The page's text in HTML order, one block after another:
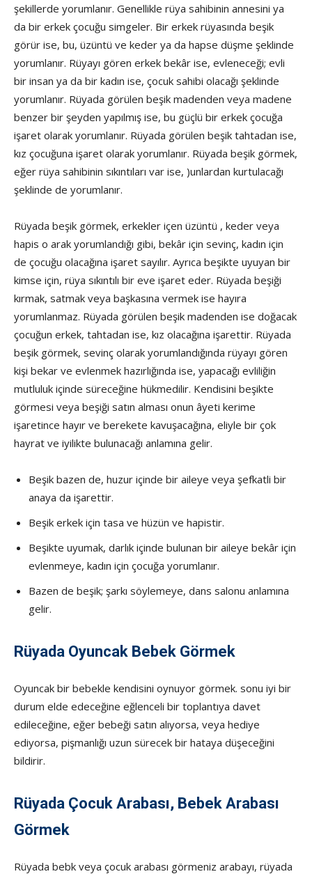
şekillerde yorumlanır. Genellikle rüya sahibinin annesini ya
da bir erkek çocuğu simgeler. Bir erkek rüyasında beşik
görür ise, bu, üzüntü ve keder ya da hapse düşme şeklinde
yorumlanır. Rüyayı gören erkek bekâr ise, evleneceği; evli
bir insan ya da bir kadın ise, ço­cuk sahibi olacağı şeklinde
yorumlanır. Rüyada görülen beşik madenden veya madene
benzer bir şeyden yapılmış ise, bu güçlü bir erkek çocuğa
işaret olarak yorumlanır. Rüyada görülen beşik tahtadan ise,
kız çocuğuna işaret ola­rak yorumlanır. Rüyada beşik görmek,
eğer rüya sahibinin sıkıntıları var ise, )unlardan kurtulacağı
şeklinde de yorumlanır.
Rüyada beşik görmek, erkekler içen üzüntü , keder veya
hapis o arak yorumlandığı gibi, bekâr için sevinç, kadın için
de çocuğu olacağına işaret sayılır. Ayrıca beşikte uyuyan bir
kimse için, rüya sıkıntılı bir eve işaret eder. Rüyada beşiği
kırmak, satmak veya başkasına vermek ise hayıra
yorumlanmaz. Rüyada görülen beşik madenden ise doğacak
çocu­ğun erkek, tahtadan ise, kız olacağına işarettir. Rüyada
beşik görmek, sevinç olarak yorumlandığında rüyayı gören
kişi bekar ve evlenmek hazırlığında ise, yapacağı evliliğin
mutluluk içinde süreceğine hükmedilir. Kendisini beşikte
görmesi veya beşiği satın alması onun âyeti kerime
işaretince hayır ve berekete kavuşacağına, eliyle bir çok
hayrat ve iyilikte bulunacağı anlamına gelir.
Beşik bazen de, huzur içinde bir aileye veya şefkatli bir
anaya da işarettir.
Beşik erkek için tasa ve hüzün ve hapistir.
Beşikte uyumak, darlık içinde bulunan bir aileye bekâr için
evlenmeye, kadın için çocuğa yorumlanır.
Bazen de beşik; şarkı söylemeye, dans salonu anlamına
gelir.
Rüyada Oyuncak Bebek Görmek
Oyuncak bir bebekle kendisini oynuyor gör­mek. sonu iyi bir
durum elde edeceğine eğlenceli bir toplantıya davet
edileceğine, eğer bebeği satın alıyorsa, veya hediye
ediyorsa, pişmanlığı uzun sürecek bir hataya düşeceğini
bildirir.
Rüyada Çocuk Arabası, Bebek Arabası
Görmek
Rüyada bebk veya çocuk arabası görmeniz arabayı, rüyada